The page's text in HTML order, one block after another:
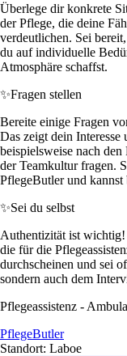
Überlege dir konkrete
der Pflege, die deine
verdeutlichen. Sei
du auf individuelle
Atmosphäre schaffst.
✨Fragen stellen
Bereite einige Fragen
Das zeigt dein
beispielsweise nach
der Teamkultur fragen.
PflegeButler und kannst
✨Sei du selbst
Authentizität ist
die für die
durchscheinen und sei
sondern auch dem
Pflegeassistenz -
PflegeButler
Standort: Laboe